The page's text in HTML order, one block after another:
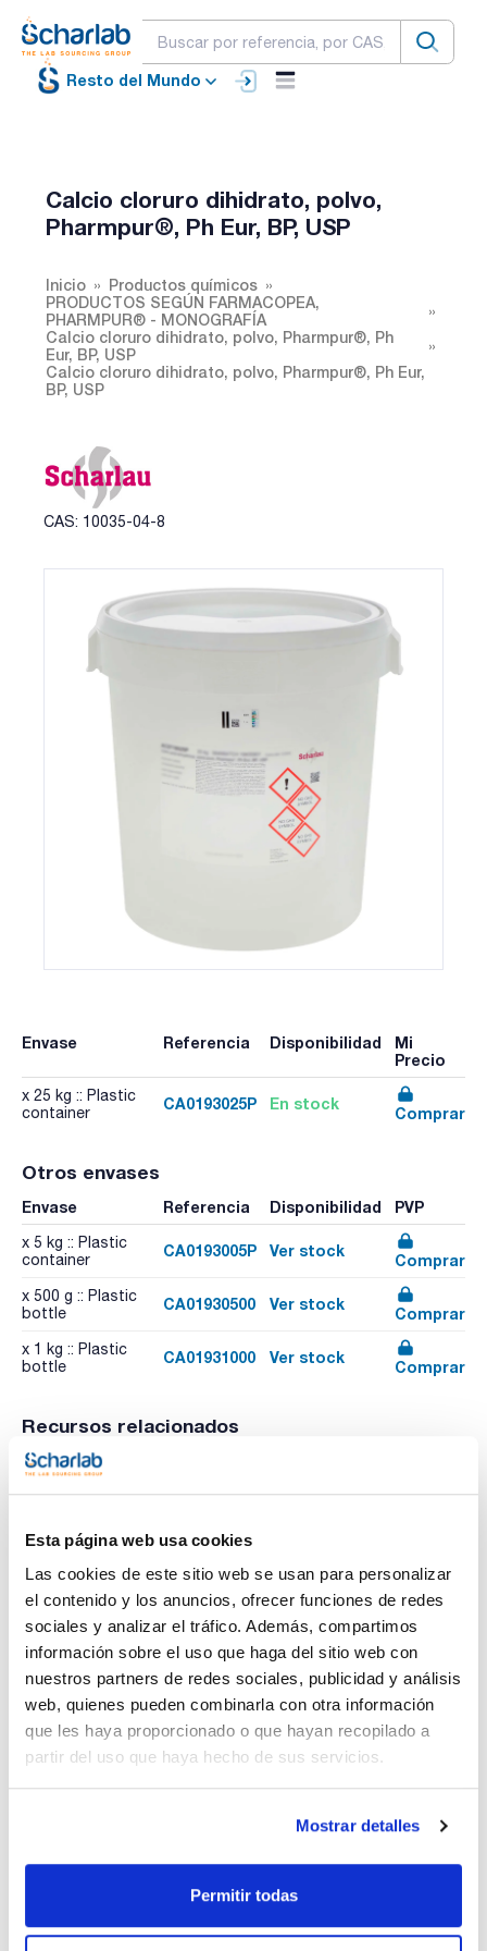
Esta página web usa cookies
Las cookies de este sitio web se usan para personalizar
el contenido y los anuncios, ofrecer funciones de redes
sociales y analizar el tráfico. Además, compartimos
información sobre el uso que haga del sitio web con
nuestros partners de redes sociales, publicidad y análisis
web, quienes pueden combinarla con otra información
que les haya proporcionado o que hayan recopilado a
partir del uso que haya hecho de sus servicios.
Mostrar detalles
Permitir todas
Resto del Mundo
Calcio cloruro dihidrato, polvo,
Pharmpur®, Ph Eur, BP, USP
Inicio
Productos químicos
PRODUCTOS SEGÚN FARMACOPEA,
PHARMPUR® - MONOGRAFÍA
Calcio cloruro dihidrato, polvo, Pharmpur®, Ph
Eur, BP, USP
Calcio cloruro dihidrato, polvo, Pharmpur®, Ph Eur,
BP, USP
CAS: 10035-04-8
Envase Referencia Disponibilidad
Mi
Precio
x 25 kg :: Plastic
container
CA0193025P En stock
Comprar
Otros envases
Envase Referencia Disponibilidad PVP
x 5 kg :: Plastic
container
CA0193005P Ver stock
Comprar
x 500 g :: Plastic
bottle
CA01930500 Ver stock
Comprar
x 1 kg :: Plastic
bottle
CA01931000 Ver stock
Comprar
Recursos relacionados
Imprimir ficha de
- CaCl2·2H2O
- EINECS-No.: 233-140-8
- Punto de fusión: ~ 176 ºC